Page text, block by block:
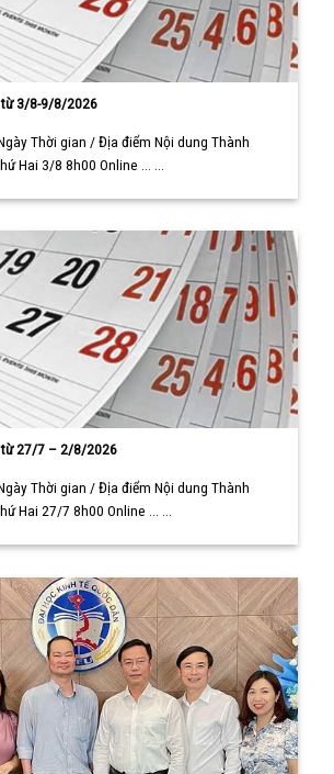
3/8-9/8/2026
Thời gian / Địa điểm Nội dung Thành
Hai 3/8 8h00 Online ... ...
từ 27/7 – 2/8/2026
Thời gian / Địa điểm Nội dung Thành
Hai 27/7 8h00 Online ... ...